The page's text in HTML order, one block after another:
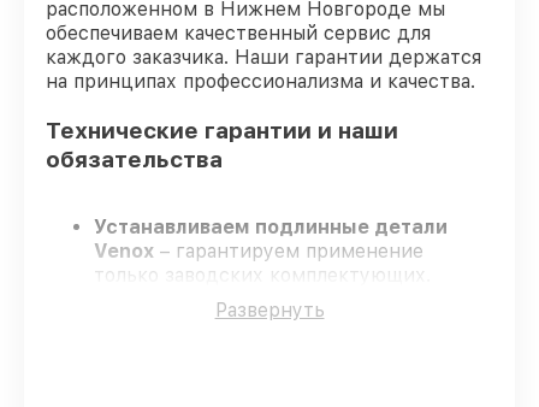
расположенном в Нижнем Новгороде мы
обеспечиваем качественный сервис для
каждого заказчика. Наши гарантии держатся
на принципах профессионализма и качества.
Технические гарантии и наши
обязательства
Устанавливаем подлинные детали
Venox – гарантируем применение
только заводских комплектующих.
Опытные инженеры
постоянное обучение, что обеспечивает
Развернуть